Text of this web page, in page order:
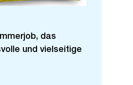
das
und vielseitige